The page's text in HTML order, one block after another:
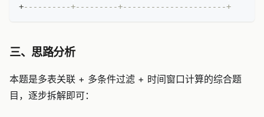
+----------+---------+----------------------+
三、思路分析
本题是多表关联 + 多条件过滤 + 时间窗口计算的综合题
目，逐步拆解即可：